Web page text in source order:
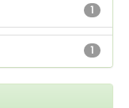
1
1